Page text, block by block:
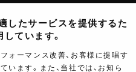
したサービスを提供するた
ています。
ォーマンス改善、お客様に提唱す
います。また、当社では、お知ら